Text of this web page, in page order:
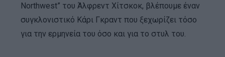
Northwest” του Άλφρεντ Χίτσκοκ, βλέπουμε έναν
συγκλονιστικό Κάρι Γκραντ που ξεχωρίζει τόσο
για την ερμηνεία του όσο και για το στυλ του.